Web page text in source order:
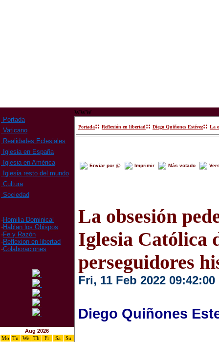
Portada
Vaticano
Realidades Eclesiales
Iglesia en España
Iglesia en América
Iglesia resto del mundo
Cultura
Sociedad
· Homilia Dominical
· Hablan los Obispos
· Fe y Razón
· Reflexion en libertad
·Colaboraciones
Aug 2026
Mo
Tu We Th Fr Sa
Su
www
Portada:: Reflexión en libertad:: Diego Quiñones Estévez:: La
Enviar por @ Imprimir Más votado
La obsesión
Iglesia Católica
perseguidores
Fri, 11 Feb 2022 09:42:00
Diego Quiñones